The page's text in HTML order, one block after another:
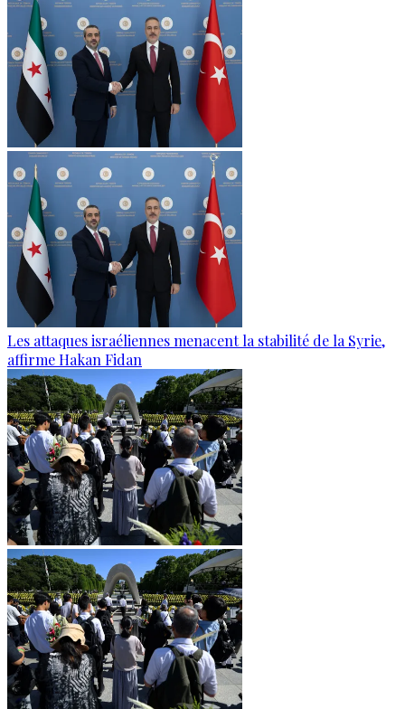
Les attaques israéliennes menacent la stabilité de la Syrie,
affirme Hakan Fidan